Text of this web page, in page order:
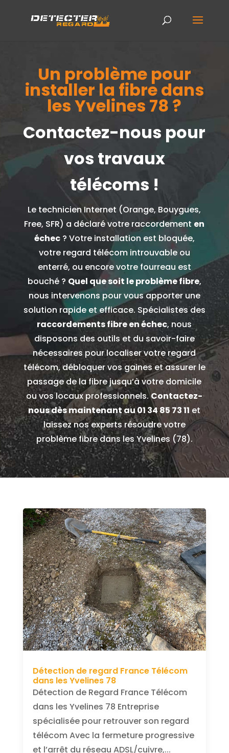
Un problème pour
installer la fibre dans
les Yvelines 78 ?
Contactez-nous pour
vos travaux
télécoms !
Le technicien Internet (Orange, Bouygues,
Free, SFR) a déclaré votre raccordement en
échec? Votre installation est bloquée,
votre regard télécom introuvable ou
enterré, ou encore votre fourreau est
bouché ? Quel que soit le problème fibre,
nous intervenons pour vous apporter une
solution rapide et efficace. Spécialistes des
raccordements fibre en échec, nous
disposons des outils et du savoir-faire
nécessaires pour localiser votre regard
télécom, débloquer vos gaines et assurer le
passage de la fibre jusqu’à votre domicile
ou vos locaux professionnels.Contactez-
nous dès maintenant au01 34 85 73 11 et
laissez nos experts résoudre votre
problème fibre dans les Yvelines (78).
Détection de regard France Télécom
dans les Yvelines 78
Détection de Regard France Télécom
dans les Yvelines 78 Entreprise
spécialisée pour retrouver son regard
télécom Avec la fermeture progressive
et l’arrêt du réseau ADSL/cuivre,...